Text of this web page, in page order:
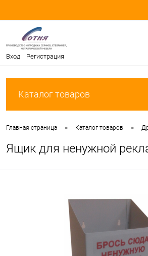
Вход Регистрация
Каталог товаров
Главная страница • Каталог товаров •
Ящик для ненужной